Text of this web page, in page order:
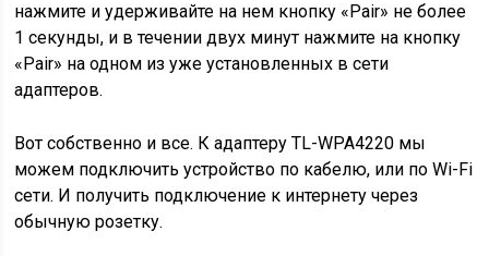
нажмите и удерживайте на нем кнопку «Pair» не более
1 секунды, и в течении двух минут нажмите на кнопку
«Pair» на одном из уже установленных в сети
адаптеров.
Вот собственно и все. К адаптеру TL-WPA4220 мы
можем подключить устройство по кабелю, или по Wi-Fi
сети. И получить подключение к интернету через
обычную розетку.